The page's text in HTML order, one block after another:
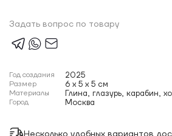
Задать вопрос по товару
Год создания 2025
Размер 6 x 5 x 5 см
Материалы Глина, глазурь, карабин,
Город Москва